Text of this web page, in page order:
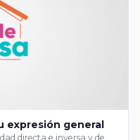
expresión general
directa e inversa y de